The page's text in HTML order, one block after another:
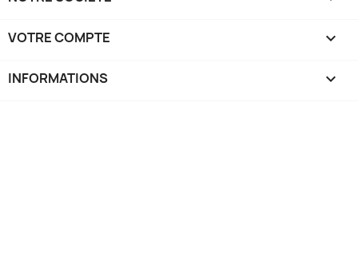
VOTRE COMPTE 
INFORMATIONS keyboard_arrow_down